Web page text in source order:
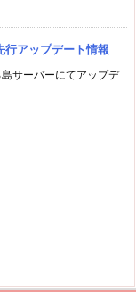
アップデート情報
サーバーにてアップデ